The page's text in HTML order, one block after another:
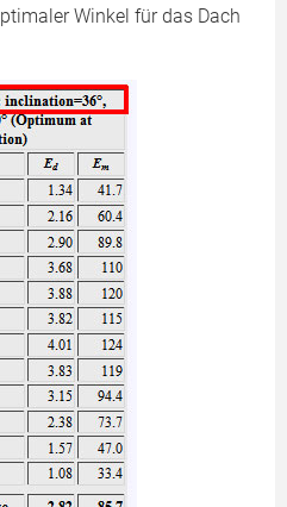
Winkel für das Dach